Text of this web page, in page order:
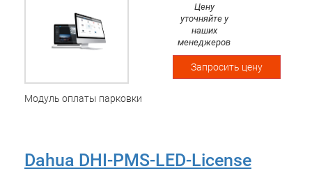
Модуль оплаты парковки
Цену
уточняйте у
наших
менеджеров
Запросить цену
Dahua DHI-PMS-LED-License